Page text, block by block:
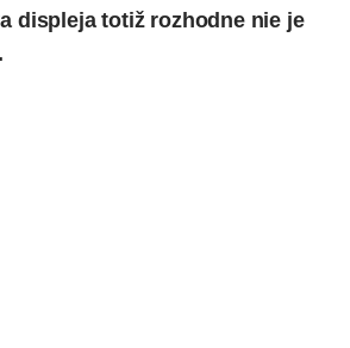
displeja totiž rozhodne nie je